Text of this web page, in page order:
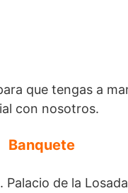
que tengas a
con nosotros.
Banquete
Palacio de la Losada